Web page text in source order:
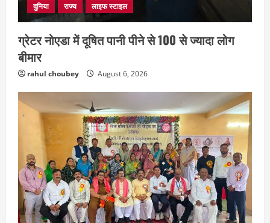
दुनिया राज्य लाइफ स्टाइल
ग्रेटर नोएडा में दूषित पानी पीने से 100 से ज्यादा लोग
बीमार
rahul choubey August 6, 2026